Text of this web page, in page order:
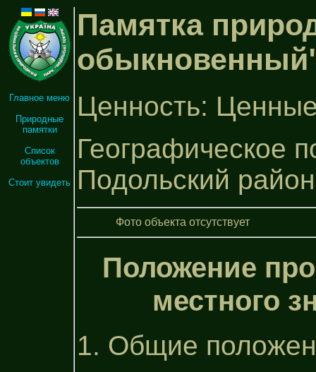
Главное меню
Природные
памятки
Список
объектов
Стоит увидеть
Памятка
Ценность:
Географическое
Подольский район
Фото объекта отсутствует
Положение
местного
1. Общие